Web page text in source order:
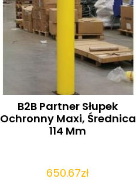
B2B Partner Słupek
Ochronny Maxi, Średnica
114 Mm
650.67zł